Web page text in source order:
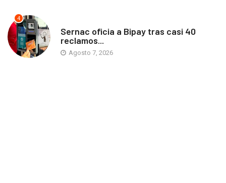
4
Sernac oficia a Bipay tras casi 40
reclamos...
Agosto 7, 2026